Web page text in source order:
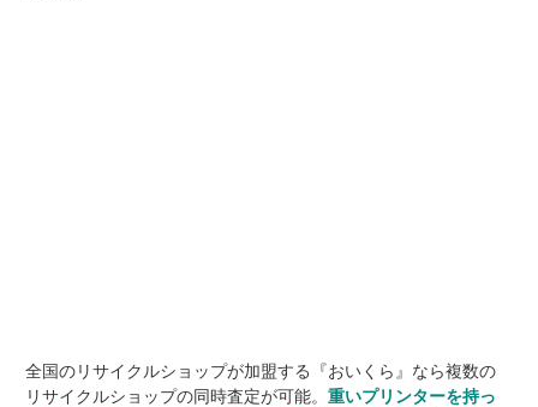
全国のリサイクルショップが加盟する『おいくら』なら複数の
リサイクルショップの同時査定が可能。重いプリンターを持っ